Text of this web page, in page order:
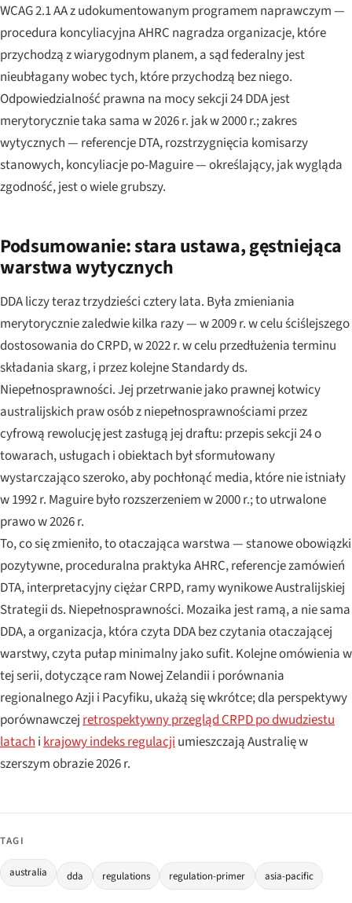
WCAG 2.1 AA z udokumentowanym programem naprawczym —
procedura koncyliacyjna AHRC nagradza organizacje, które
przychodzą z wiarygodnym planem, a sąd federalny jest
nieubłagany wobec tych, które przychodzą bez niego.
Odpowiedzialność prawna na mocy sekcji 24 DDA jest
merytorycznie taka sama w 2026 r. jak w 2000 r.; zakres
wytycznych — referencje DTA, rozstrzygnięcia komisarzy
stanowych, koncyliacje po-Maguire— określający, jak wygląda
zgodność, jest o wiele grubszy.
Podsumowanie: stara ustawa, gęstniejąca
warstwa wytycznych
DDA liczy teraz trzydzieści cztery lata. Była zmieniania
merytorycznie zaledwie kilka razy — w 2009 r. w celu ściślejszego
dostosowania do CRPD, w 2022 r. w celu przedłużenia terminu
składania skarg, i przez kolejne Standardy ds.
Niepełnosprawności. Jej przetrwanie jako prawnej kotwicy
australijskich praw osób z niepełnosprawnościami przez
cyfrową rewolucję jest zasługą jej draftu: przepis sekcji 24 o
towarach, usługach i obiektach był sformułowany
wystarczająco szeroko, aby pochłonąć media, które nie istniały
w 1992 r. Maguirebyło rozszerzeniem w 2000 r.; to utrwalone
prawo w 2026 r.
To, co się zmieniło, to otaczająca warstwa — stanowe obowiązki
pozytywne, proceduralna praktyka AHRC, referencje zamówień
DTA, interpretacyjny ciężar CRPD, ramy wynikowe Australijskiej
Strategii ds. Niepełnosprawności. Mozaika jest ramą, a nie sama
DDA, a organizacja, która czyta DDA bez czytania otaczającej
warstwy, czyta pułap minimalny jako sufit. Kolejne omówienia w
tej serii, dotyczące ram Nowej Zelandii i porównania
regionalnego Azji i Pacyfiku, ukażą się wkrótce; dla perspektywy
porównawczej retrospektywny przegląd CRPD po dwudziestu
latach i krajowy indeks regulacji umieszczają Australię w
szerszym obrazie 2026 r.
TAGI
australia dda regulations regulation-primer asia-pacific